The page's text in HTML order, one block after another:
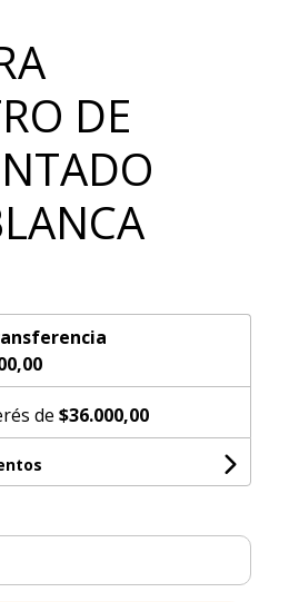
DE
de $36.000,00